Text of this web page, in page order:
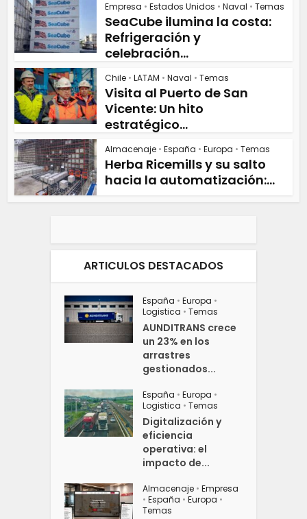
Empresa • Estados Unidos • Naval • Temas
SeaCube ilumina la costa:
Refrigeración y
celebración...
Chile • LATAM • Naval • Temas
Visita al Puerto de San
Vicente: Un hito
estratégico...
Almacenaje • España • Europa • Temas
Herba Ricemills y su salto
hacia la automatización:...
ARTICULOS DESTACADOS
España • Europa •
Logistica • Temas
AUNDITRANS crece
un 23% en los
arrastres
gestionados...
España • Europa •
Logistica • Temas
Digitalización y
eficiencia
operativa: el
impacto de...
Almacenaje • Empresa
• España • Europa •
Temas